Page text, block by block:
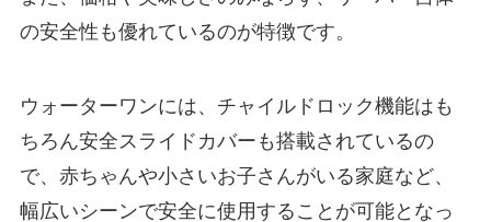
の安全性も優れているのが特徴です。
ウォーターワンには、チャイルドロック機能はも
ちろん安全スライドカバーも搭載されているの
で、赤ちゃんや小さいお子さんがいる家庭など、
幅広いシーンで安全に使用することが可能となっ